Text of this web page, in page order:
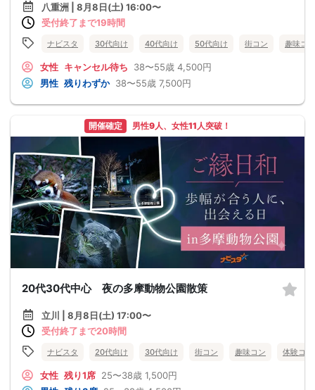
八重洲 | 8月8日(土) 16:00〜
受付終了まで19時間
ナビスタ 30代向け 40代向け 50代向け 街コン 趣味コン
女性 キャンセル待ち 38〜55歳 4,500円
男性 残りわずか 38〜55歳 7,500円
開催確定 男性9人、女性11人突破！
20代30代中心 夜の多摩動物公園散策
立川 | 8月8日(土) 17:00〜
受付終了まで20時間
ナビスタ 20代向け 30代向け 街コン 趣味コン 体験コン
女性 残り1席 25〜38歳 1,500円